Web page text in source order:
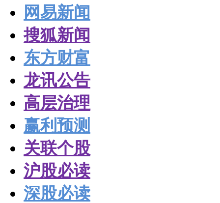
网易新闻
搜狐新闻
东方财富
龙讯公告
高层治理
赢利预测
关联个股
沪股必读
深股必读